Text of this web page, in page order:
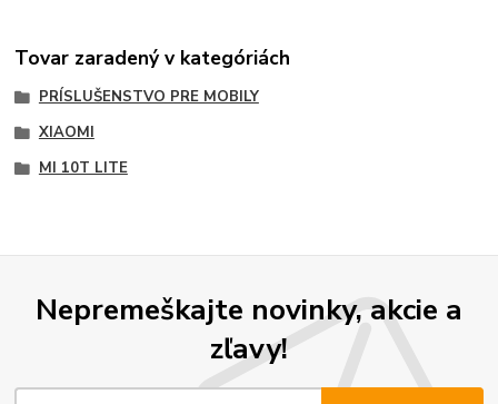
Tovar zaradený v kategóriách
PRÍSLUŠENSTVO PRE MOBILY
XIAOMI
MI 10T LITE
Nepremeškajte novinky, akcie a
zľavy!